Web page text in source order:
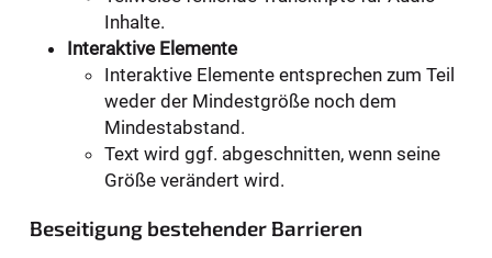
Inhalte.
Interaktive Elemente
Interaktive Elemente entsprechen zum Teil
weder der Mindestgröße noch dem
Mindestabstand.
Text wird ggf. abgeschnitten, wenn seine
Größe verändert wird.
Beseitigung bestehender Barrieren